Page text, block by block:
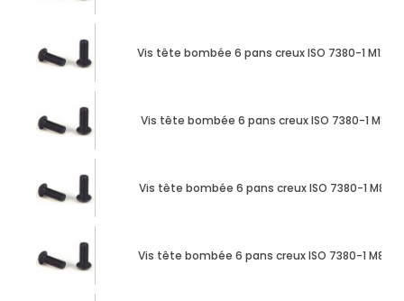
Vis tête bombée 6 pans creux ISO 7380-1 M12 X
Vis tête bombée 6 pans creux ISO 7380-1 M8 X
Vis tête bombée 6 pans creux ISO 7380-1 M8 X
Vis tête bombée 6 pans creux ISO 7380-1 M8 X